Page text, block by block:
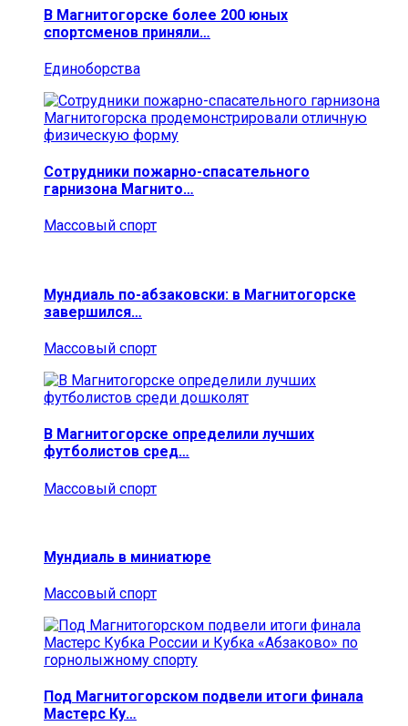
В Магнитогорске более 200 юных
спортсменов приняли…
Единоборства
Сотрудники пожарно-спасательного
гарнизона Магнито…
Массовый спорт
Мундиаль по-абзаковски: в Магнитогорске
завершился…
Массовый спорт
В Магнитогорске определили лучших
футболистов сред…
Массовый спорт
Мундиаль в миниатюре
Массовый спорт
Под Магнитогорском подвели итоги финала
Мастерс Ку…